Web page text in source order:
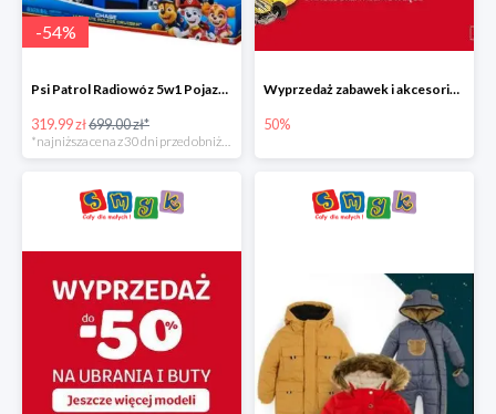
-54%
Psi Patrol Radiowóz 5w1 Pojazd ratunkowy z figurką Chase'a
319.99 zł699.00 zł*
Wyprzedaż zabawek i akcesoriów niemowlęcych w Smyku do -50%
50%